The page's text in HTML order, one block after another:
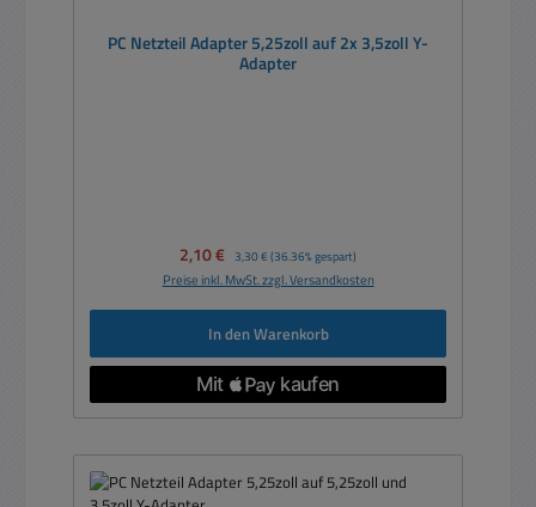
PC Netzteil Adapter 5,25zoll auf 2x 3,5zoll Y-
Adapter
Verkaufspreis:
2,10 € Regulärer Preis:
3,30 € (36.36% gespart)
Preise inkl. MwSt. zzgl. Versandkosten
In den Warenkorb